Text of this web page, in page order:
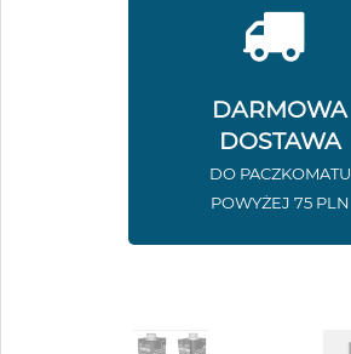
DARMOWA
DOSTAWA
DO PACZKOMATU
POWYŻEJ 75 PLN